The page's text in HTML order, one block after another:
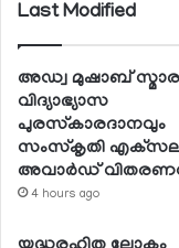
Last Modified
അഡ്വ മുഷാബ്
വിദ്യാഭ്യാസ
പുരസ്‌കാരദാനവും
സംസ്‌കൃതി
അവാര്‍ഡ്
4 hours ago